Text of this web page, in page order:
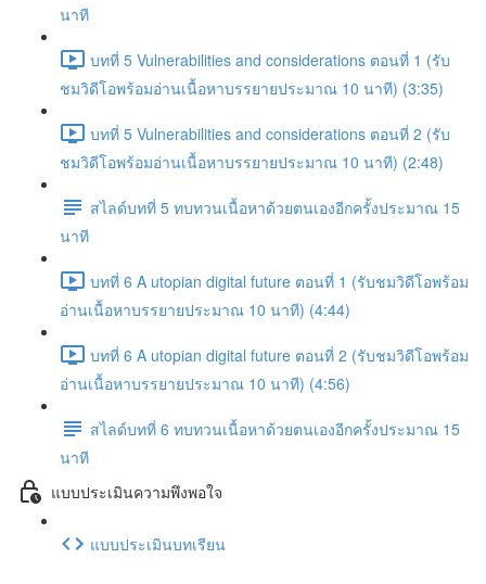
นาที
บทที่ 5 Vulnerabilities and considerations ตอนที่ 1 (รับ
ชมวิดีโอพร้อมอ่านเนื้อหาบรรยายประมาณ 10 นาที) (3:35)
บทที่ 5 Vulnerabilities and considerations ตอนที่ 2 (รับ
ชมวิดีโอพร้อมอ่านเนื้อหาบรรยายประมาณ 10 นาที) (2:48)
สไลด์บทที่ 5 ทบทวนเนื้อหาด้วยตนเองอีกครั้งประมาณ 15
นาที
บทที่ 6 A utopian digital future ตอนที่ 1 (รับชมวิดีโอพร้อม
อ่านเนื้อหาบรรยายประมาณ 10 นาที) (4:44)
บทที่ 6 A utopian digital future ตอนที่ 2 (รับชมวิดีโอพร้อม
อ่านเนื้อหาบรรยายประมาณ 10 นาที) (4:56)
สไลด์บทที่ 6 ทบทวนเนื้อหาด้วยตนเองอีกครั้งประมาณ 15
นาที
แบบประเมินความพึงพอใจ
แบบประเมินบทเรียน